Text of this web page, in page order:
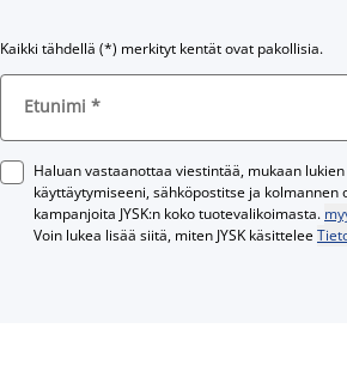
Kaikki tähdellä (*) merkityt kentät ovat pakollisia.
Etunimi *
Haluan vastaanottaa viestintää, mukaan
käyttäytymiseeni, sähköpostitse ja
kampanjoita JYSK:n koko tuotevalikoimasta.
Voin lukea lisää siitä, miten JYSK käsittelee